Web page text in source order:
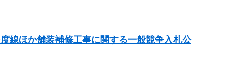
線ほか舗装補修工事に関する一般競争入札公